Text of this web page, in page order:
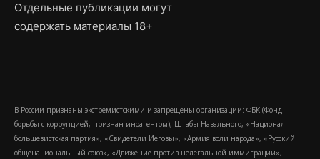
Отдельные публикации могут
содержать материалы 18+
В России признаны экстремистскими и запрещены организации: ФБК (Фонд
борьбы с коррупцией, признан иноагентом), Штабы Навального, «Национал-
большевистская партия», «Свидетели Иеговы», «Армия воли народа», «Русский
общенациональный союз», «Движение против нелегальной иммиграции»,